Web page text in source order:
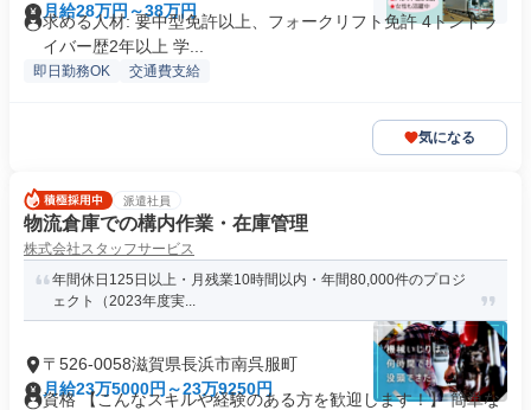
月給28万円～38万円
求める人材: 要中型免許以上、フォークリフト免許 4トンドラ
イバー歴2年以上 学...
即日勤務OK 交通費支給
気になる
派遣社員
物流倉庫での構内作業・在庫管理
株式会社スタッフサービス
年間休日125日以上・月残業10時間以内・年間80,000件のプロジ
ェクト（2023年度実...
〒526-0058滋賀県長浜市南呉服町
月給23万5000円～23万9250円
資格 【こんなスキルや経験のある方を歓迎します！】 簡単な